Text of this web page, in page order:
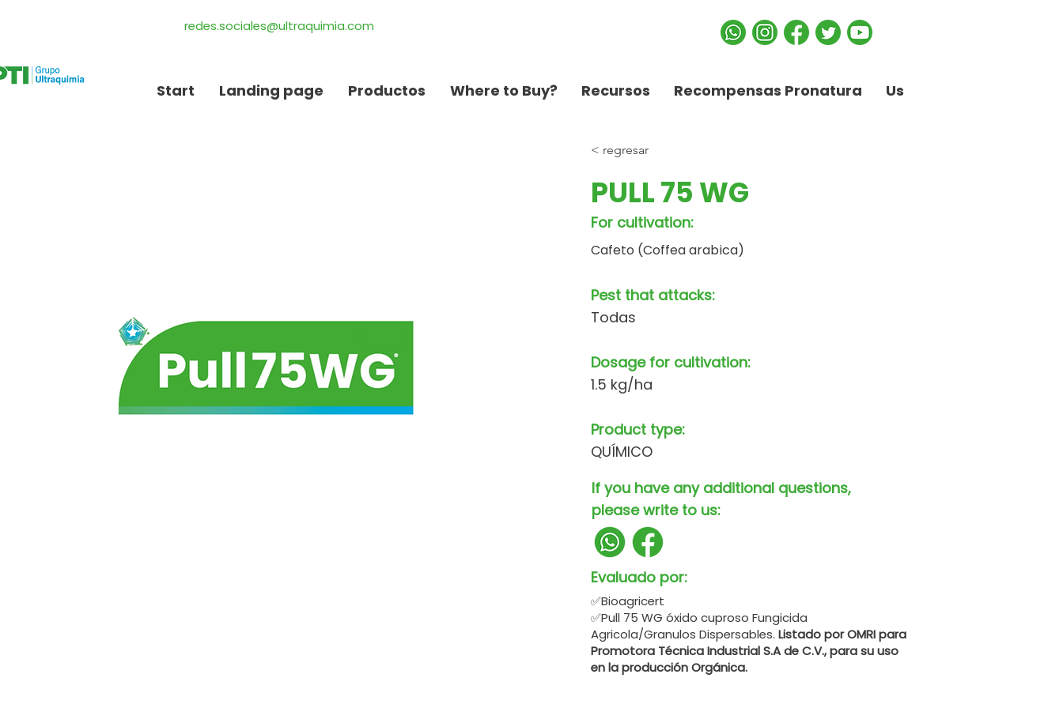
redes.sociales@ultraquimia.com
Start Landing page Productos Where to Buy? Recursos Recompensas Pronatura Us
< regresar
PULL 75 WG
For cultivation:
Cafeto (Coffea arabica)
Pest that attacks:
Todas
Dosage for cultivation:
1.5 kg/ha
Product type:
QUÍMICO
If you have any additional questions,
please write to us:
Evaluado por:
✅Bioagricert
✅Pull 75 WG óxido cuproso Fungicida
Agricola/Granulos Dispersables. Listado por OMRI para
Promotora Técnica Industrial S.A de C.V., para su uso
en la producción Orgánica.